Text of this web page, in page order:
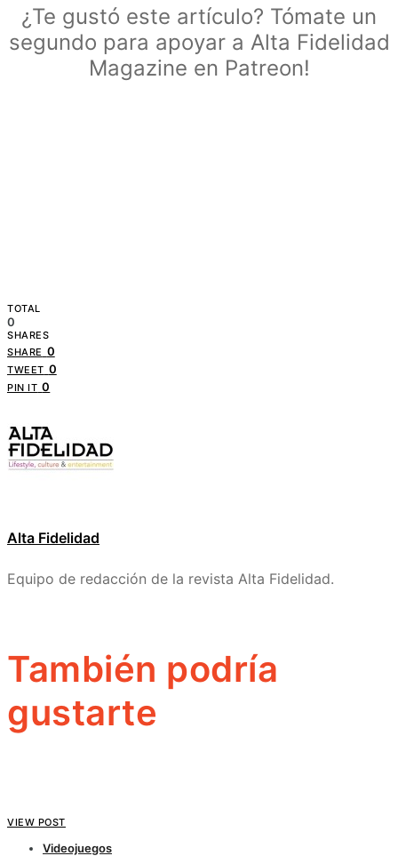
¿Te gustó este artículo? Tómate un
segundo para apoyar a Alta Fidelidad
Magazine en Patreon!
TOTAL
0
SHARES
SHARE 0
TWEET 0
PIN IT 0
Alta Fidelidad
Equipo de redacción de la revista Alta Fidelidad.
También podría
gustarte
VIEW POST
Videojuegos